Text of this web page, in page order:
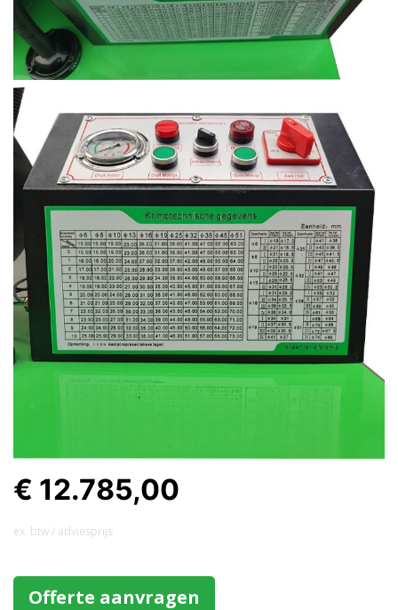
€ 12.785,00
ex. btw / adviesprijs
Offerte aanvragen